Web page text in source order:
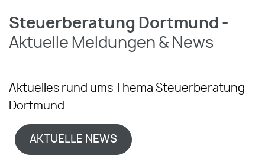
Steuerberatung Dortmund -
Aktuelle Meldungen & News
Aktuelles rund ums Thema Steuerberatung
Dortmund
AKTUELLE NEWS